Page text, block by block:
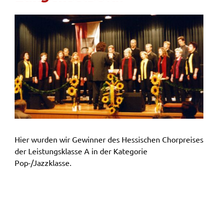
Hier wurden wir Gewinner des Hessischen Chorpreises
der Leistungsklasse A in der Kategorie
Pop-/Jazzklasse.